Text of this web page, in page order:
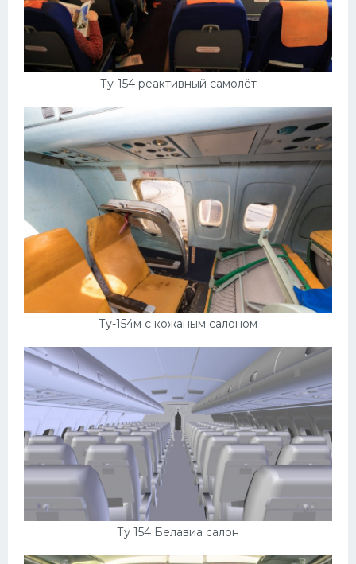
Ту-154 реактивный самолёт
Ту-154м с кожаным салоном
Ту 154 Белавиа салон